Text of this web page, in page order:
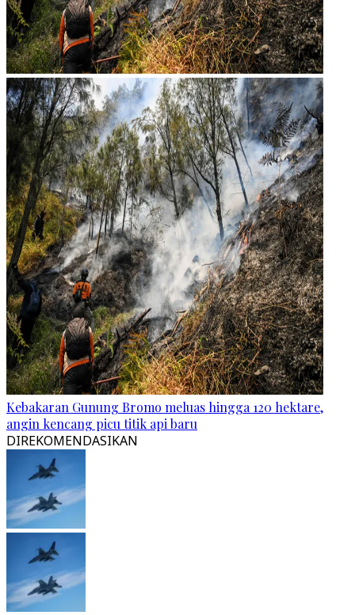
Kebakaran Gunung Bromo meluas hingga 120 hektare,
angin kencang picu titik api baru
DIREKOMENDASIKAN